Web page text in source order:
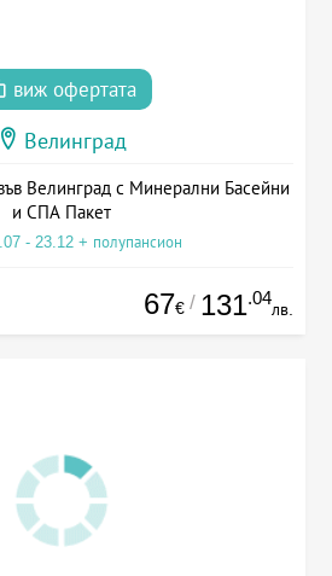
виж офертата
Велинград
Велинград с Минерални Басейни
и СПА Пакет
- 23.12 + полупансион
67€ / 131.04
лв.